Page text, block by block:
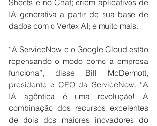
Sheets e no Chat; criem aplicativos de
IA generativa a partir de sua base de
dados com o Vertex AI; e muito mais.
“A ServiceNow e o Google Cloud estão
repensando o modo como a empresa
funciona”, disse Bill McDermott,
presidente e CEO da ServiceNow. “A
IA agêntica é uma revolução! A
combinação dos recursos excelentes
de dois dos maiores inovadores do